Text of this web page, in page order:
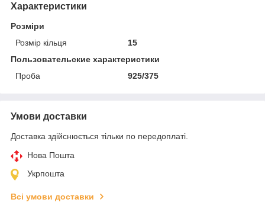
Характеристики
Розміри
Розмір кільця
15
Пользовательские характеристики
Проба
925/375
Умови доставки
Доставка здійснюється тільки по передоплаті.
Нова Пошта
Укрпошта
Всі умови доставки